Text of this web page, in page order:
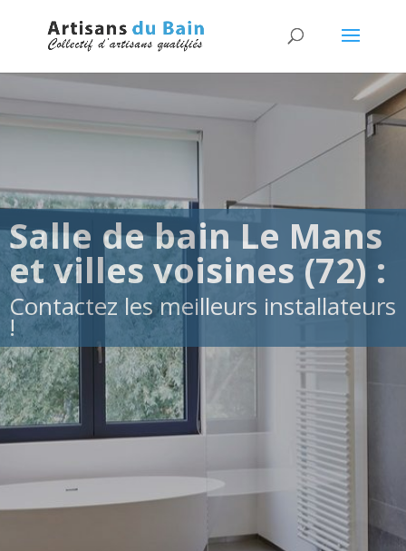
Salle de bain Le Mans
et villes voisines (72) :
Contactez les meilleurs installateurs
!